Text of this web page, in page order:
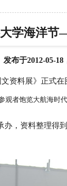
学海洋
发布于2012-05-18
资料展》正式在
观者饱览大航海
，资料整理得